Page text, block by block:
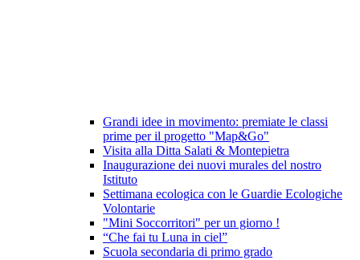
Grandi idee in movimento: premiate le classi
prime per il progetto "Map&Go"
Visita alla Ditta Salati & Montepietra
Inaugurazione dei nuovi murales del nostro
Istituto
Settimana ecologica con le Guardie Ecologiche
Volontarie
"Mini Soccorritori" per un giorno !
“Che fai tu Luna in ciel”
Scuola secondaria di primo grado